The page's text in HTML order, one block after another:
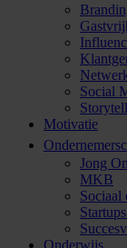
Social
Motivatie
Jong
MKB
Sociaal
Onderwijs